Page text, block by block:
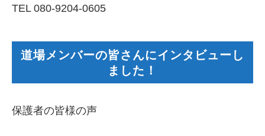
TEL 080-9204-0605
道場メンバーの皆さんにインタビューし
ました！
保護者の皆様の声